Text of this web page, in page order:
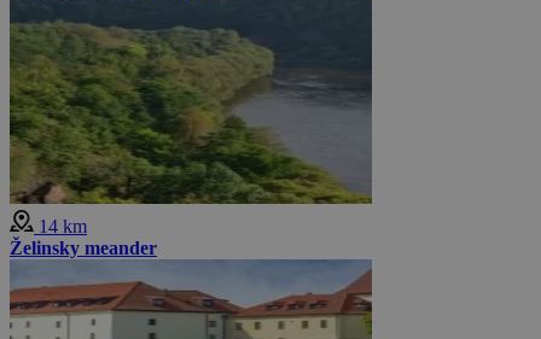
14 km
Želinsky meander